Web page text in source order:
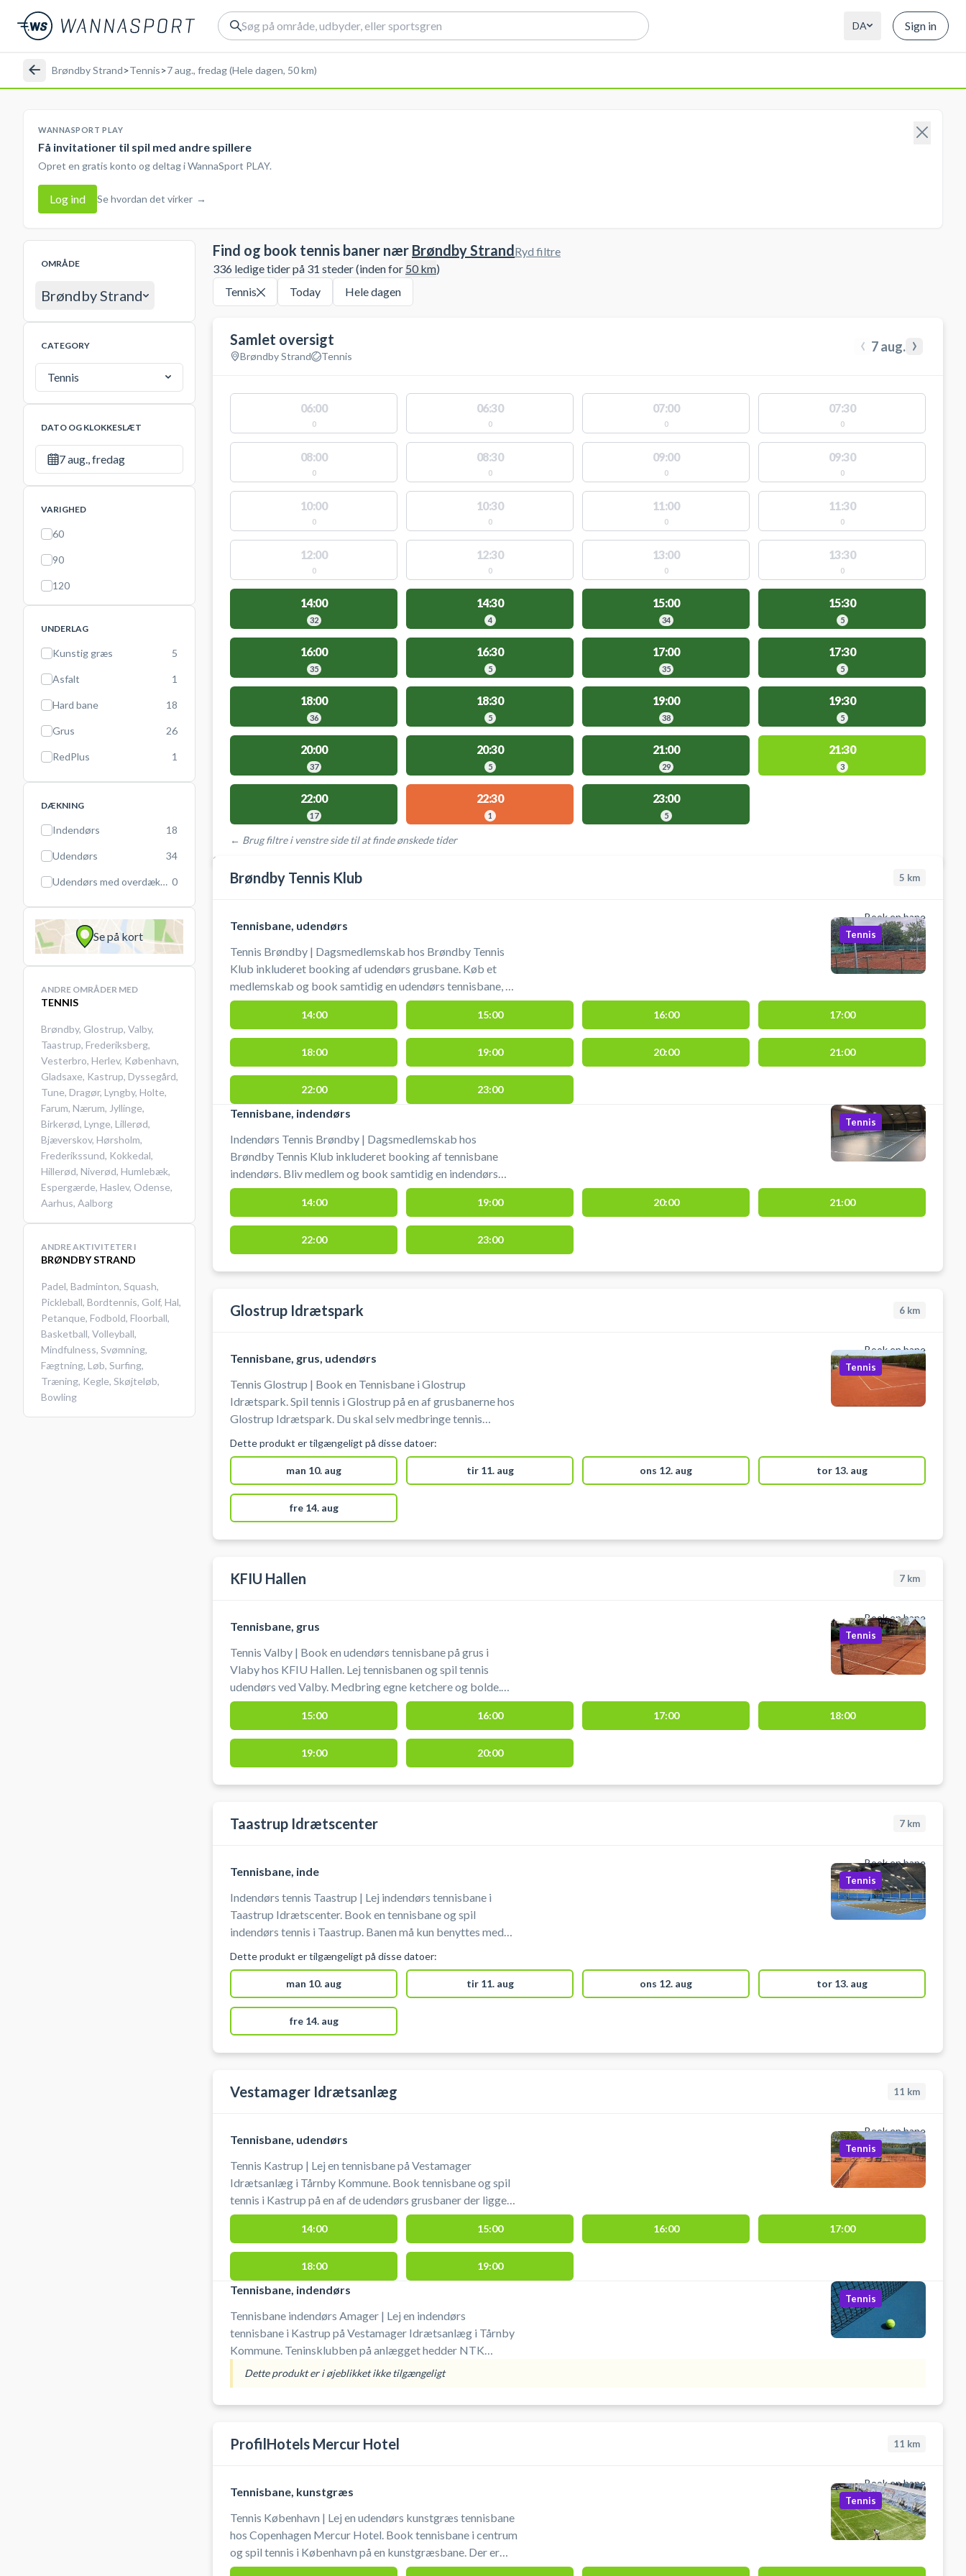
DA Sign in
Brøndby Strand>Tennis>7 aug., fredag (Hele dagen, 50 km)
WANNASPORT PLAY
Få invitationer til spil med andre spillere
Opret en gratis konto og deltag i WannaSport PLAY.
Log ind Se hvordan det virker →
OMRÅDE
Brøndby Strand
CATEGORY
Tennis
DATO OG KLOKKESLÆT
7 aug., fredag
VARIGHED
60
90
120
UNDERLAG
Kunstig græs 5
Asfalt 1
Hard bane 18
Grus 26
RedPlus 1
DÆKNING
Indendørs 18
Udendørs 34
Udendørs med overdækning 0
Se på kort
ANDRE OMRÅDER MED
TENNIS
Brøndby, Glostrup, Valby,
Taastrup, Frederiksberg,
Vesterbro, Herlev, København,
Gladsaxe, Kastrup, Dyssegård,
Tune, Dragør, Lyngby, Holte,
Farum, Nærum, Jyllinge,
Birkerød, Lynge, Lillerød,
Bjæverskov, Hørsholm,
Frederikssund, Kokkedal,
Hillerød, Niverød, Humlebæk,
Espergærde, Haslev, Odense,
Aarhus, Aalborg
ANDRE AKTIVITETER I
BRØNDBY STRAND
Padel, Badminton, Squash,
Pickleball, Bordtennis, Golf, Hal,
Petanque, Fodbold, Floorball,
Basketball, Volleyball,
Mindfulness, Svømning,
Fægtning, Løb, Surfing,
Træning, Kegle, Skøjteløb,
Bowling
Find og book tennis baner nær Brøndby Strand
336 ledige tider på 31 steder (inden for 50km)
Ryd filtre
Tennis Today Hele dagen
Samlet oversigt
Brøndby Strand Tennis ‹ 7 aug. ›
06:00
0
06:30
0
07:00
0
07:30
0
08:00
0
08:30
0
09:00
0
09:30
0
10:00
0
10:30
0
11:00
0
11:30
0
12:00
0
12:30
0
13:00
0
13:30
0
14:00
32
14:30
4
15:00
34
15:30
5
16:00
35
16:30
5
17:00
35
17:30
5
18:00
36
18:30
5
19:00
38
19:30
5
20:00
37
20:30
5
21:00
29
21:30
3
22:00
17
22:30
1
23:00
5
← Brug filtre i venstre side til at finde ønskede tider
STEDER MED LEDIGE AKTIVITETER
Brøndby Tennis Klub 5 km
Book en bane
Tennisbane, udendørs
Tennis Brøndby | Dagsmedlemskab hos Brøndby Tennis
Klub inkluderet booking af udendørs grusbane. Køb et
medlemskab og book samtidig en udendørs tennisbane, så
du kan spille tennis på grus i Brøndby. Medbring ketsjer og
Tennis
14:00 15:00 16:00 17:00
18:00 19:00 20:00 21:00
22:00 23:00
Tennisbane, indendørs
Indendørs Tennis Brøndby | Dagsmedlemskab hos
Brøndby Tennis Klub inkluderet booking af tennisbane
indendørs. Bliv medlem og book samtidig en indendørs
tennisbane, så du kan spille tennis i tennishallen i Brøndby.
Medbring ketsjer og bolde.
Tennis
14:00 19:00 20:00 21:00
22:00 23:00
Glostrup Idrætspark 6 km
Book en bane
Tennisbane, grus, udendørs
Tennis Glostrup | Book en Tennisbane i Glostrup
Idrætspark. Spil tennis i Glostrup på en af grusbanerne hos
Glostrup Idrætspark. Du skal selv medbringe tennis
Tennis
Dette produkt er tilgængeligt på disse datoer:
man 10. aug tir 11. aug ons 12. aug tor 13. aug
fre 14. aug
KFIU Hallen 7 km
Book en bane
Tennisbane, grus
Tennis Valby | Book en udendørs tennisbane på grus i
Vlaby hos KFIU Hallen. Lej tennisbanen og spil tennis
udendørs ved Valby. Medbring egne ketchere og bolde.
Der er parkeringsmuligheder i området ved tennisbanerne.
Tennis
15:00 16:00 17:00 18:00
19:00 20:00
Taastrup Idrætscenter 7 km
Book en bane
Tennisbane, inde
Indendørs tennis Taastrup | Lej indendørs tennisbane i
Taastrup Idrætscenter. Book en tennisbane og spil
indendørs tennis i Taastrup. Banen må kun benyttes med
kan afbestilles indtil 24 timer før planlagt starttidspunkt.
Tennis
Dette produkt er tilgængeligt på disse datoer:
man 10. aug tir 11. aug ons 12. aug tor 13. aug
fre 14. aug
Vestamager Idrætsanlæg 11 km
Book en bane
Tennisbane, udendørs
Tennis Kastrup | Lej en tennisbane på Vestamager
Idrætsanlæg i Tårnby Kommune. Book tennisbane og spil
tennis i Kastrup på en af de udendørs grusbaner der ligger
ved tennisklubben NTK Amager Tennisklub.
Tennis
14:00 15:00 16:00 17:00
18:00 19:00
Tennisbane, indendørs
Tennisbane indendørs Amager | Lej en indendørs
tennisbane i Kastrup på Vestamager Idrætsanlæg i Tårnby
Kommune. Teninsklubben på anlægget hedder NTK
Amager Tennisklub. Book en tennisbane og spil tennis i
Kastrup på en indendørs tennisbane i Skelgårdshallen.
Åbningstider: Tennisbanerne er åbne fra kl. 08:00 – 22:00.
ikke er tilladt, da de ødelægger tennisbanerne.
Tennis
Dette produkt er i øjeblikket ikke tilgængeligt
ProfilHotels Mercur Hotel 11 km
Book en bane
Tennisbane, kunstgræs
Tennis København | Lej en udendørs kunstgræs tennisbane
hos Copenhagen Mercur Hotel. Book tennisbane i centrum
og spil tennis i København på en kunstgræsbane. Der er
ikke lys på tennisbanen. Adgang til tennisbanen i centrum
Tennis